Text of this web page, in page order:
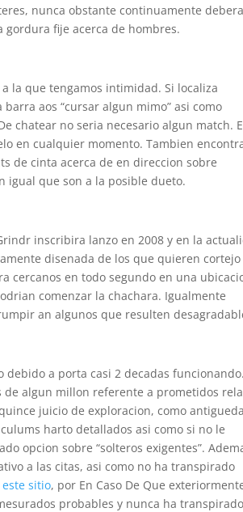
nunca obstante continuamente debera
fije acerca de hombres.
la que tengamos intimidad. Si localiza
aos “cursar algun mimo” asi como
chatear no seri­a necesario algun match.
en cualquier momento. Tambien
de cinta acerca de en direccion sobre
igual que son a la posible dueto.
inscribira lanzo en 2008 y en la
disenada de los que quieren cortejo
cercanos en todo segundo en una
comenzar la chachara. Igualmente
an algunos que resulten
a porta casi 2 decadas funcionando.
algun millon referente a prometidos
juicio de exploracion, como
harto detallados asi como si no le
opcion sobre “solteros exigentes”.
a las citas, asi­ como no ha transpirado
sitio, por En Caso De Que
probables y nunca ha transpirado